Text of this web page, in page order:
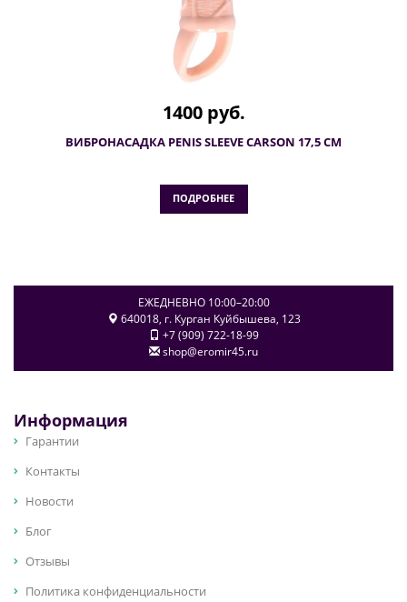
1400 руб.
ВИБРОНАСАДКА PENIS SLEEVE CARSON 17,5 СМ
ПОДРОБНЕЕ
ЕЖЕДНЕВНО 10:00–20:00
640018, г. Курган Куйбышева, 123
+7 (909) 722-18-99
shop@eromir45.ru
Информация
Гарантии
Контакты
Новости
Блог
Отзывы
Политика конфиденциальности